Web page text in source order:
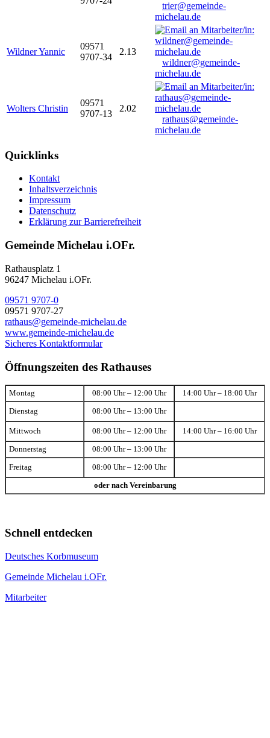
trier@gemeinde-
michelau.de
Wildner Yannic
09571
9707-34
2.13
wildner@gemeinde-
michelau.de
Wolters Christin
09571
9707-13
2.02
rathaus@gemeinde-
michelau.de
Quicklinks
Kontakt
Inhaltsverzeichnis
Impressum
Datenschutz
Erklärung zur Barrierefreiheit
Gemeinde Michelau i.OFr.
Rathausplatz 1
96247 Michelau i.OFr.
09571 9707-0
09571 9707-27
rathaus@gemeinde-michelau.de
www.gemeinde-michelau.de
Sicheres Kontaktformular
Öffnungszeiten des Rathauses
Montag 08:00 Uhr – 12:00 Uhr 14:00 Uhr – 18:00 Uhr
Dienstag 08:00 Uhr – 13:00 Uhr
Mittwoch 08:00 Uhr – 12:00 Uhr 14:00 Uhr – 16:00 Uhr
Donnerstag 08:00 Uhr – 13:00 Uhr
Freitag 08:00 Uhr – 12:00 Uhr
oder nach Vereinbarung
Schnell entdecken
Deutsches Korbmuseum
Gemeinde Michelau i.OFr.
Mitarbeiter